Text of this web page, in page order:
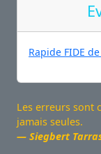
Rapide FIDE
Les erreurs sont
jamais seules.
Siegbert